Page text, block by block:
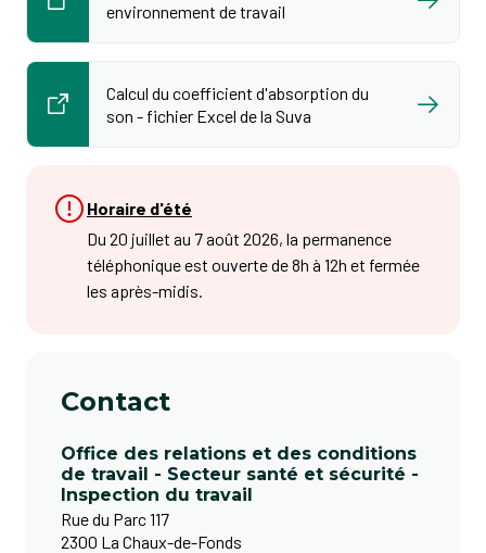
environnement de travail
Calcul du coefficient d'absorption du
son - fichier Excel de la Suva
Horaire d'été
Du 20 juillet au 7 août 2026, la permanence
téléphonique est ouverte de 8h à 12h et fermée
les après-midis.
Contact
Office des relations et des conditions
de travail - Secteur santé et sécurité -
Inspection du travail
Rue du Parc 117
2300 La Chaux-de-Fonds